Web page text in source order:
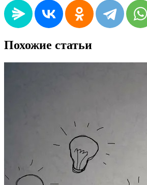
Похожие статьи